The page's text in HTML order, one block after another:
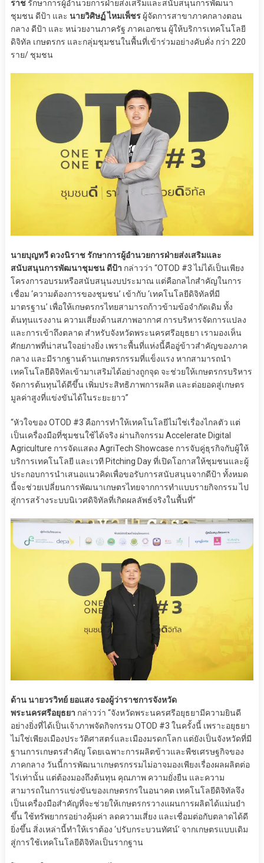
ราชรักษาการผู้อำนวยการฝ่ายส่งเสริมและสนับสนุนการพัฒนา
ชุมชน ดีป้า และ นายวิศิษฏ์ ไหมเพ็ชร ผู้จัดการสาขาภาคกลางตอน
กลาง ดีป้า และ หน่วยงานภาครัฐ ภาคเอกชน ผู้ให้บริการเทคโนโลยี
ดิจิทัล เกษตรกร และกลุ่มชุมชนในพื้นที่เข้าร่วมอย่างคับคั่ง กว่า 220
ราย/ ชุมชน
นายบุญทวี ดวงนิราช รักษาการผู้อำนวยการฝ่ายส่งเสริมและ
สนับสนุนการพัฒนาชุมชน ดีป้า กล่าวว่า “OTOD #3 ไม่ได้เป็นเพียง
โครงการอบรมหรือสนับสนุนงบประมาณ แต่คือกลไกสำคัญในการ
เชื่อม ‘ความต้องการของชุมชน’ เข้ากับ ‘เทคโนโลยีดิจิทัลที่มี
มาตรฐาน’ เพื่อให้เกษตรกรไทยสามารถก้าวข้ามข้อจำกัดเดิม ทั้ง
ต้นทุนแรงงาน ความเสี่ยงด้านสภาพอากาศ การบริหารจัดการแปลง
และการเข้าถึงตลาด สำหรับจังหวัดพระนครศรีอยุธยา เรามองเห็น
ศักยภาพที่น่าสนใจอย่างยิ่ง เพราะพื้นที่แห่งนี้คืออู่ข้าวสำคัญของภาค
กลาง และมีรากฐานด้านเกษตรกรรมที่แข็งแรง หากสามารถนำ
เทคโนโลยีดิจิทัลเข้ามาเสริมได้อย่างถูกจุด จะช่วยให้เกษตรกรบริหาร
จัดการต้นทุนได้ดีขึ้น เพิ่มประสิทธิภาพการผลิต และต่อยอดสู่เกษตร
มูลค่าสูงที่แข่งขันได้ในระยะยาว”
“หัวใจของ OTOD #3 คือการทำให้เทคโนโลยีไม่ใช่เรื่องไกลตัว แต่
เป็นเครื่องมือที่ชุมชนใช้ได้จริง ผ่านกิจกรรม Accelerate Digital
Agriculture การจัดแสดง AgriTech Showcase การจับคู่ธุรกิจกับผู้ให้
บริการเทคโนโลยี และเวที Pitching Day ที่เปิดโอกาสให้ชุมชนและผู้
ประกอบการนำเสนอแนวคิดเพื่อขอรับการสนับสนุนจากดีป้า ทั้งหมด
นี้จะช่วยเปลี่ยนการพัฒนาเกษตรไทยจากการทำแบบรายกิจกรรม ไป
สู่การสร้างระบบนิเวศดิจิทัลที่เกิดผลลัพธ์จริงในพื้นที่”
ด้าน นายวรวิทย์ ยอแสง รองผู้ว่าราชการจังหวัด
พระนครศรีอยุธยา กล่าวว่า “จังหวัดพระนครศรีอยุธยามีความยินดี
อย่างยิ่งที่ได้เป็นเจ้าภาพจัดกิจกรรม OTOD #3 ในครั้งนี้ เพราะอยุธยา
ไม่ใช่เพียงเมืองประวัติศาสตร์และเมืองมรดกโลก แต่ยังเป็นจังหวัดที่มี
ฐานการเกษตรสำคัญ โดยเฉพาะการผลิตข้าวและพืชเศรษฐกิจของ
ภาคกลาง วันนี้การพัฒนาเกษตรกรรมไม่อาจมองเพียงเรื่องผลผลิตต่อ
ไร่เท่านั้น แต่ต้องมองถึงต้นทุน คุณภาพ ความยั่งยืน และความ
สามารถในการแข่งขันของเกษตรกรในอนาคต เทคโนโลยีดิจิทัลจึง
เป็นเครื่องมือสำคัญที่จะช่วยให้เกษตรกรวางแผนการผลิตได้แม่นยำ
ขึ้น ใช้ทรัพยากรอย่างคุ้มค่า ลดความเสี่ยง และเชื่อมต่อกับตลาดได้ดี
ยิ่งขึ้น สิ่งเหล่านี้ทำให้เราต้อง ‘ปรับกระบวนทัศน์’ จากเกษตรแบบเดิม
สู่การใช้เทคโนโลยีดิจิทัลเป็นรากฐาน